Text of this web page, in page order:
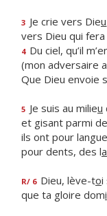
3 Je crie vers Dieu
vers Dieu qui
4 Du ciel, qu’il
(mon adversaire
Que Dieu envoie
5 Je suis au milieu
et gisant parmi
ils ont pour
pour dents, des la
R/ 6 Dieu, lève-toi
que ta gloire domi